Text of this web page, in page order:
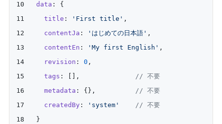
data : {
  title
: 'First title' ,
  contentJa
: 'はじめての日本語' ,
  contentEn
: 'My first English' ,
  revision
: 0 ,
  tags
: [], // 不要
  metadata
: {}, // 不要
  createdBy
: 'system'
    // 不要
}